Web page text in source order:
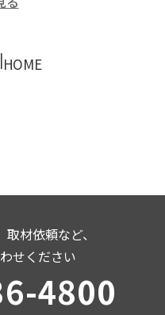
|HOME
材依頼など、
せください
4800